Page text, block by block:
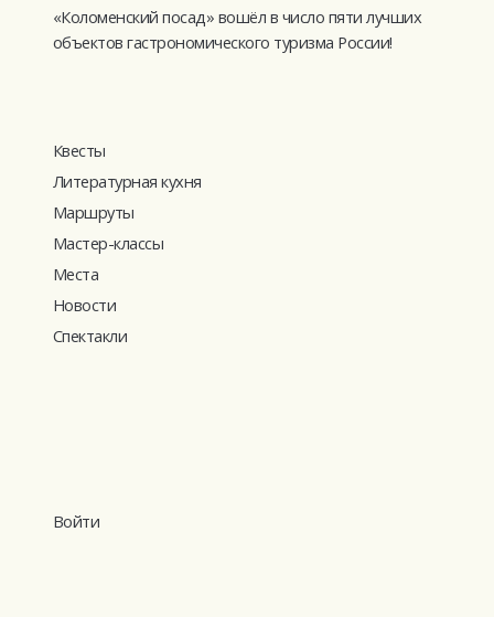
«Коломенский посад» вошёл в число пяти лучших
объектов гастрономического туризма России!
Квесты
Литературная кухня
Маршруты
Мастер-классы
Места
Новости
Спектакли
Войти